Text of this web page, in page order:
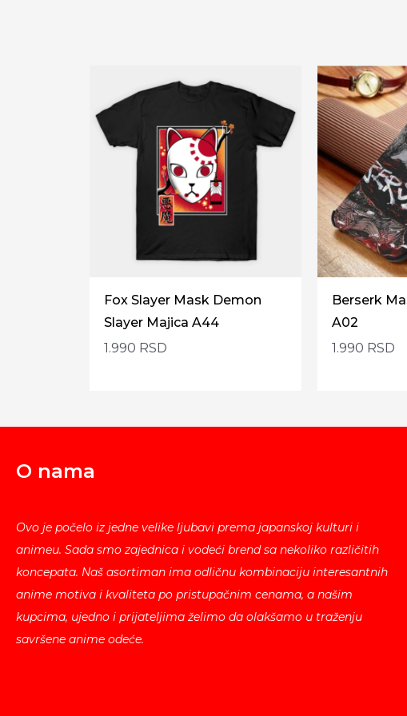
Fox Slayer Mask Demon
Slayer Majica A44
1.990 RSD
Berserk
A02
1.990 RSD
O nama
Ovo je počelo iz jedne velike ljubavi prema japanskoj kulturi i
animeu. Sada smo zajednica i vodeći brend sa nekoliko različitih
koncepata. Naš asortiman ima odličnu kombinaciju interesantnih
anime motiva i kvaliteta po pristupačnim cenama, a našim
kupcima, ujedno i prijateljima želimo da olakšamo u traženju
savršene anime odeće.